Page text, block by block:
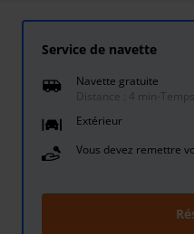
Service de navette
Navette gratuite
Distance : 4 min
Extérieur
Vous devez remettre